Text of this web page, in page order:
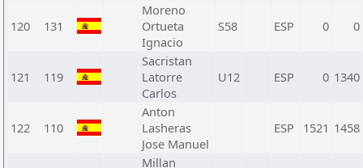
120 131
Moreno
Ortueta
Ignacio
S58 ESP 0 0
121 119
Sacristan
Latorre
Carlos
U12 ESP 0 1340
122 110
Anton
Lasheras
Jose Manuel
ESP 1521 1458
Millan